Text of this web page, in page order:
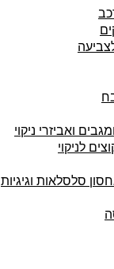
ואביזרי ניקוי
לניקוי
סלסלאות וגיגיות